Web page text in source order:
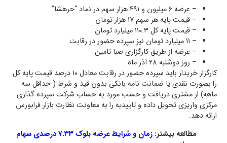
– عرضه ۶ میلیون و ۴۹۱ هزار سهم در نماد “حرهشا”
– قیمت پایه هر سهم ۱۷ هزار تومان
– قیمت پایه کل ۱۱۰.۳ میلیارد تومان
– 11 میلیارد تومان نیز سپرده حضور در رقابت
– عرضه از طریق کارگزاری صبا تامین
– روز دوشنبه 28 آذر ماه
کارگزار خریدار باید سپرده حضور در رقابت معادل ۱۰ درصد قیمت پایه کل
را بصورت نقدی یا ضمانت نامه بانکی بدون قید و شرط ( حداقل سه
ماهه) از مشتری دریافت و حسب مورد به حساب شرکت سپرده گذاری
مرکزی واریزی تحویل داده و تاییدیه را به معاونت نظارت بازار فرابورس
ارائه دهد.
مطالعه بیشتر:
زمان و شرایط عرضه بلوک ۷.۳۳ درصدی سهام